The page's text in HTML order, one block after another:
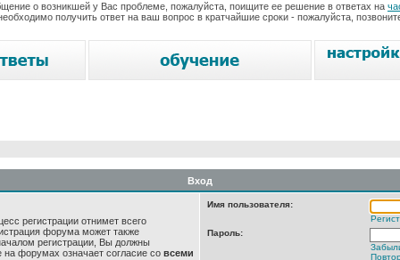
о возникшей у Вас проблеме, пожалуйста, поищите ее решение в ответах на
получить ответ на ваш вопрос в кратчайшие сроки - пожалуйста,
Вход
регистрации отнимет всего
форума может также
регистрации, Вы должны
форумах означает согласие со всеми
Имя пользователя:
Пароль: